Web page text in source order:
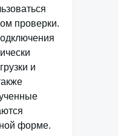
проверки.
и
форме.